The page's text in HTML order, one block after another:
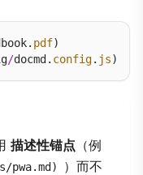
pdf)
/docmd. config. js
描述性锚点 （例
pwa.md)
）而不